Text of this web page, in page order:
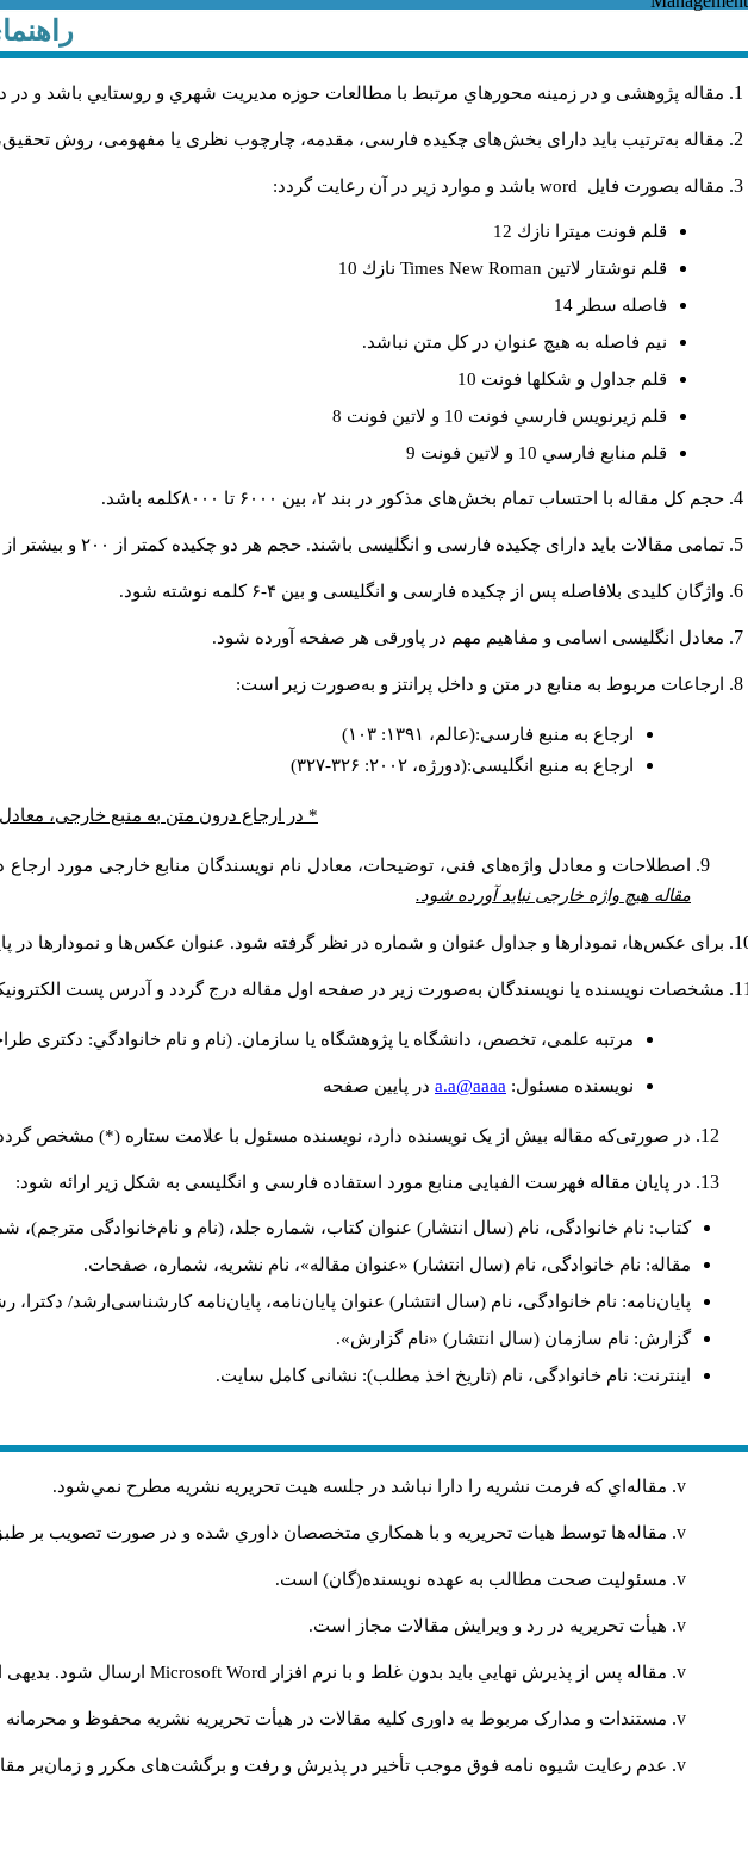
مقاله پژوهشی و در زمینه محورهاي مرتبط با مطالعات حوزه مديريت شهري و روستايي باشد و
مقاله به‌ترتیب باید دارای بخش‌های چکیده فارسی، مقدمه، چارچوب نظری یا مفهومی، روش تحقیق،
مقاله بصورت فايل word باشد و موارد زير در آن رعايت گردد:
قلم فونت ميترا نازك 12
قلم نوشتار لاتين Times New Roman نازك 10
فاصله سطر 14
نيم فاصله به هيچ عنوان در كل متن نباشد.
قلم جداول و شكلها فونت 10
قلم زيرنويس فارسي فونت 10 و لاتين فونت 8
قلم منابع فارسي 10 و لاتين فونت 9
حجم کل مقاله با احتساب تمام بخش‌های مذکور در بند ۲، بین ۶۰۰۰ تا ۸۰۰۰کلمه باشد.
تمامی مقالات باید دارای چکیده فارسی و انگلیسی باشند. حجم هر دو چکیده کمتر از ۲۰۰ و بیشتر از ۲۵۰ کلمه نباشد.
واژگان کلیدی بلافاصله پس از چکیده فارسی و انگلیسی و بین ۴-۶ کلمه نوشته شود.
معادل انگلیسی اسامی و مفاهیم مهم در پاورقی هر صفحه آورده شود.
ارجاعات مربوط به منابع در متن و داخل پرانتز و به‌صورت زیر است:
ارجاع به منبع فارسی:(عالم، ۱۳۹۱: ۱۰۳)
ارجاع به منبع انگلیسی:(دورژه، ۲۰۰۲: ۳۲۶-۳۲۷)
* در ارجاع درون متن به منبع خارجی،
اصطلاحات و معادل واژه‌های فنی، توضیحات، معادل نام نویسندگان منابع خارجی مورد
مقاله هیچ واژه خارجی نباید آورده شود.
برای عکس‌ها، نمودارها و جداول عنوان و شماره در نظر گرفته شود. عنوان عکس‌ها و نمودارها در
مشخصات نویسنده یا نویسندگان به‌صورت زیر در صفحه اول مقاله درج گردد و آدرس پست
مرتبه علمی، تخصص، دانشگاه یا پژوهشگاه یا سازمان. (نام و نام خانوادگي: دکتری
نويسنده مسئول: a.a@aaaa در پايين صفحه
در صورتی‌که مقاله بیش از یک نویسنده دارد، نویسنده مسئول با علامت ستاره (*) مشخص
در پایان مقاله فهرست الفبایی منابع مورد استفاده فارسی و انگلیسی به شکل زیر ارائه شود:
کتاب: نام خانوادگی، نام (سال انتشار) عنوان کتاب، شماره جلد، (نام و نام‌خانوادگی مترجم)،
مقاله: نام خانوادگی، نام (سال انتشار) «عنوان مقاله»، نام نشریه، شماره، صفحات.
پایان‌نامه: نام خانوادگی، نام (سال انتشار) عنوان پایان‌نامه، پایان‌نامه کارشناسی‌ارشد/ دکترا،
گزارش: نام سازمان (سال انتشار) «نام گزارش».
اینترنت: نام خانوادگی، نام (تاریخ اخذ مطلب): نشانی کامل سایت.
مقاله‌اي كه فرمت نشريه را دارا نباشد در جلسه هيت تحريريه نشريه مطرح نمي‌شود.
مقاله‌ها توسط هیات تحريريه و با همکاري متخصصان داوري شده و در صورت تصويب بر
مسئوليت صحت مطالب به عهده نويسنده(گان) است.
هيأت تحريريه در رد و ويرايش مقالات مجاز است.
مقاله پس از پذيرش نهايي باید بدون غلط و با نرم افزار Microsoft Word ارسال شود. بدیهی
مستندات و مدارک مربوط به داوری کلیه مقالات در هیأت تحریریه نشریه محفوظ و محرمانه
عدم رعایت شیوه نامه فوق موجب تأخیر در پذیرش و رفت و برگشت‌‌های مکرر و زمان‌بر